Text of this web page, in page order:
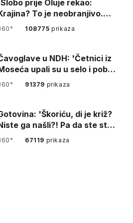
prije Oluje rekao:
To je neobranjivo.
zvao Krivousti'
108775prikaza
u NDH: 'Četnici iz
upali su u selo i pobili
Perković'
91379 prikaza
'Škoriću, di je križ?
ga našli?! Pa da ste stali
pitali fratr…
67119 prikaza